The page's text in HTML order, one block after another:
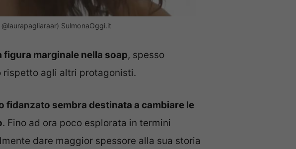
SulmonaOggi.it
marginale nella soap, spesso
rispetto agli altri protagonisti.
fidanzato sembra destinata a cambiare le
. Fino ad ora poco esplorata in termini
dare maggior spessore alla sua storia